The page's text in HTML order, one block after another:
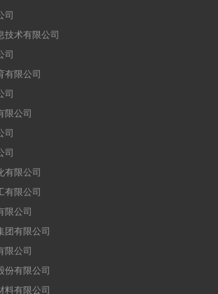
司
技术有限公司
司
有限公司
司
限公司
司
司
有限公司
有限公司
限公司
团有限公司
限公司
份有限公司
料有限公司